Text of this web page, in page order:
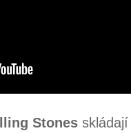
Stones